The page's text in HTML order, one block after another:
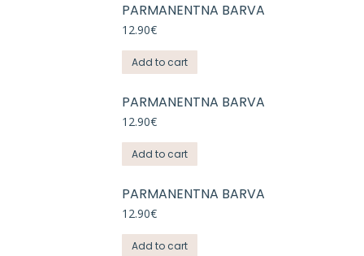
PARMANENTNA BARVA
12.90€
Add to cart
PARMANENTNA BARVA
12.90€
Add to cart
PARMANENTNA BARVA
12.90€
Add to cart